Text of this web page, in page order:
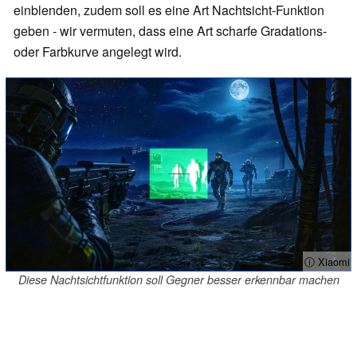
einblenden, zudem soll es eine Art Nachtsicht-Funktion
geben - wir vermuten, dass eine Art scharfe Gradations-
oder Farbkurve angelegt wird.
ⓘ Xiaomi
Diese Nachtsichtfunktion soll Gegner besser erkennbar machen